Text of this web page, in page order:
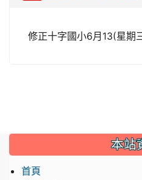
修正十字國小6月13(星期
::: 本站
首頁